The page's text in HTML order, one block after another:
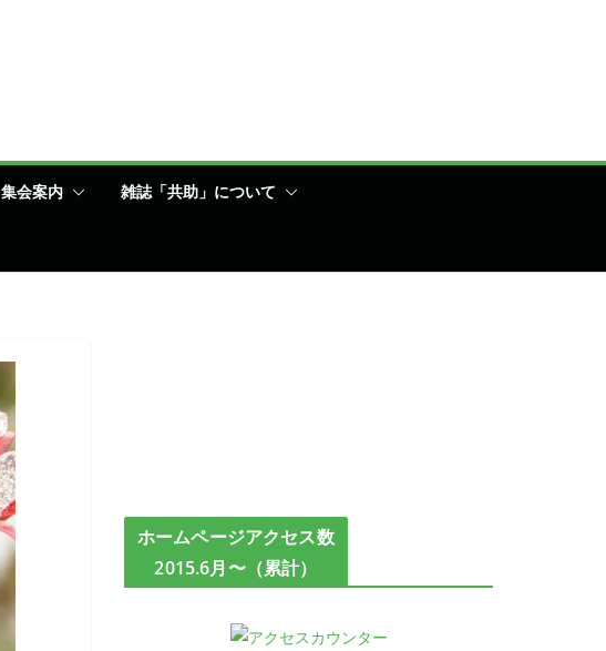
集会案内 雑誌「共助」について
ホームページアクセス数
2015.6月〜（累計）